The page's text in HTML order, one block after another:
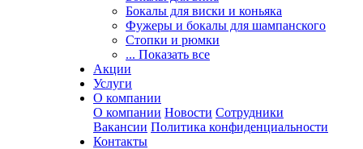
Бокалы для виски и коньяка
Фужеры и бокалы для шампанского
Стопки и рюмки
... Показать все
Акции
Услуги
О компании
О компании Новости Сотрудники
Вакансии Политика конфиденциальности
Контакты